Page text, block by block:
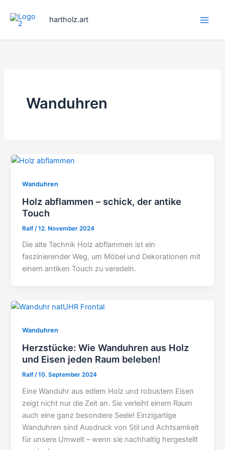
Inhalt
hartholz.art
Wanduhren
Wanduhren
Holz abflammen – schick, der antike
Touch
Ralf /12. November 2024
Die alte Technik Holz abflammen ist ein
faszinierender Weg, um Möbel und Dekorationen mit
einem antiken Touch zu veredeln.
Wanduhren
Herzstücke: Wie Wanduhren aus Holz
und Eisen jeden Raum beleben!
Ralf/10. September 2024
Eine Wanduhr aus edlem Holz und robustem Eisen
zeigt nicht nur die Zeit an. Sie verleiht einem Raum
auch eine ganz besondere Seele! Einzigartige
Wanduhren sind Ausdruck von Stil und Achtsamkeit
für unsere Umwelt – wenn sie nachhaltig hergestellt